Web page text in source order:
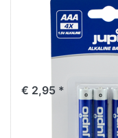
Alkaline
Batteries
LR3 4 pcs
€ 2,95 *